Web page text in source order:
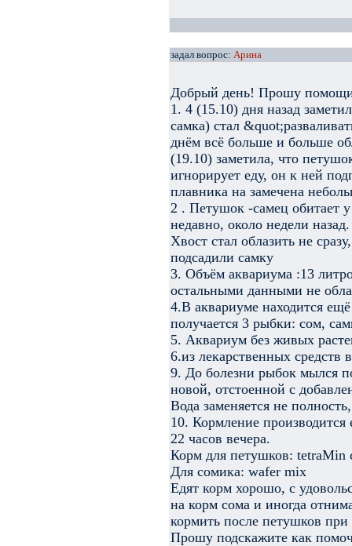
задал вопрос: Арина
Добрый день! Прошу помощи
1. 4 (15.10) дня назад
самка) стал
днём всё больше и больше
(19.10) заметила, что
игнорирует еду, он к ней
плавника на замечена
2 . Петушок -самец обитает
недавно, около недели назад.
Хвост стал облазить не
подсадили самку
3. Объём аквариума :13
остальными данными не
4.В аквариуме находится
получается 3 рыбки: сом,
5. Аквариум без живых
6.из лекарственных средств
9. До болезни рыбок мылся
новой, отстоенной с
Вода заменяется не
10. Кормление
22 часов вечера.
Корм для петушков: tetraMin
Для сомика: wafer mix
Едят корм хорошо, с
на корм сома и иногда
кормить после петушков
Прошу подскажите как